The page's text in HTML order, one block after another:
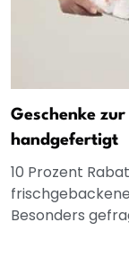
Geschenke
handgefertigt
10 Prozent
Besonders